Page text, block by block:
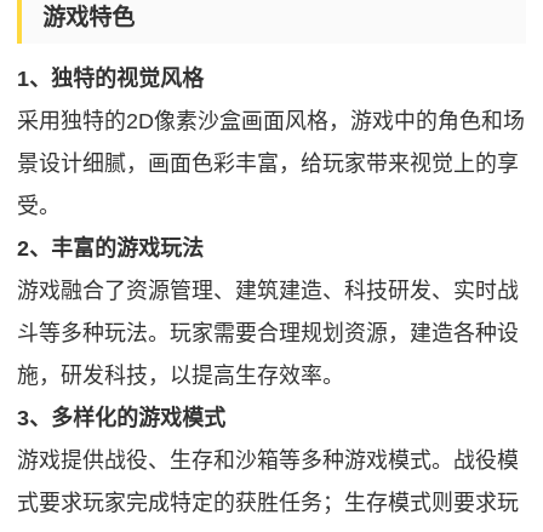
游戏特色
1、独特的视觉风格
采用独特的2D像素沙盒画面风格，游戏中的角色和场
景设计细腻，画面色彩丰富，给玩家带来视觉上的享
受。
2、丰富的游戏玩法
游戏融合了资源管理、建筑建造、科技研发、实时战
斗等多种玩法。玩家需要合理规划资源，建造各种设
施，研发科技，以提高生存效率。
3、 多样化的游戏模式
游戏提供战役、生存和沙箱等多种游戏模式。战役模
式要求玩家完成特定的获胜任务；生存模式则要求玩